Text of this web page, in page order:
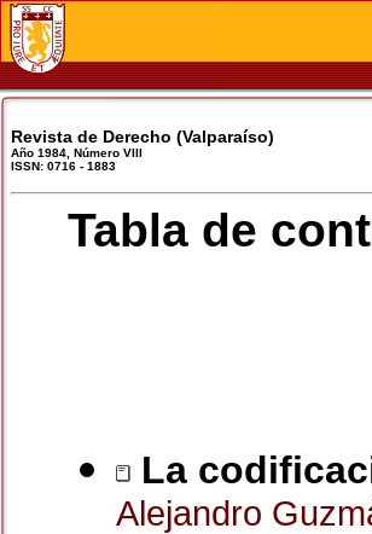
Revista de Derecho (Valparaíso)
Año 1984, Número VIII
ISSN: 0716 - 1883
Tabla de
La
Alejandro